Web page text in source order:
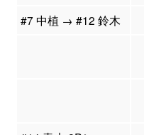
#7 中植 → #12 鈴木